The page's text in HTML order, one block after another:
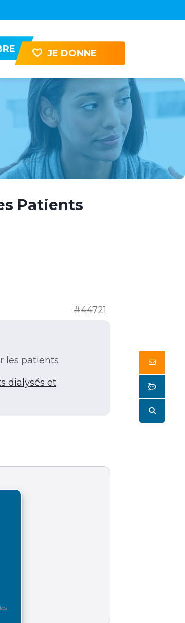
JE DONNE
Patients
#44721
les patients
dialysés et